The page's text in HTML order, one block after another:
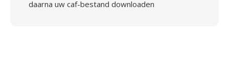
daarna uw caf-bestand downloaden